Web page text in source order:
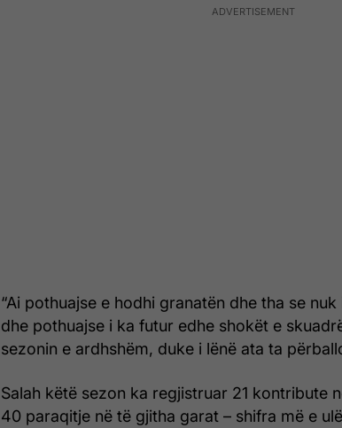
“Ai pothuajse e hodhi granatën dhe tha se
dhe pothuajse i ka futur edhe shokët e
sezonin e ardhshëm, duke i lënë ata ta
Salah këtë sezon ka regjistruar 21 kontribute
40 paraqitje në të gjitha garat – shifra më e